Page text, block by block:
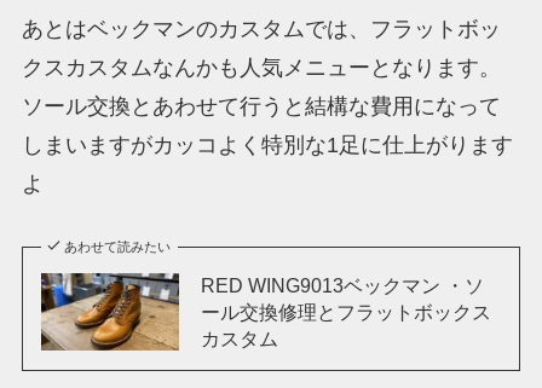
あとはベックマンのカスタムでは、フラットボッ
クスカスタムなんかも人気メニューとなります。
ソール交換とあわせて行うと結構な費用になって
しまいますがカッコよく特別な1足に仕上がります
よ
あわせて読みたい
RED WING9013ベックマン ・ソ
ール交換修理とフラットボックス
カスタム